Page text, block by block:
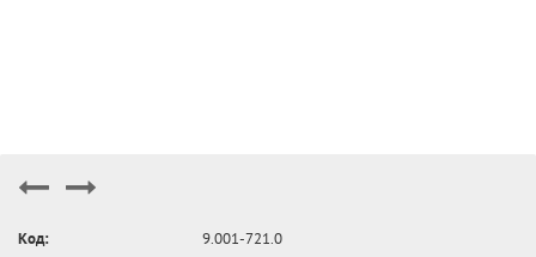
Код:
9.001-721.0